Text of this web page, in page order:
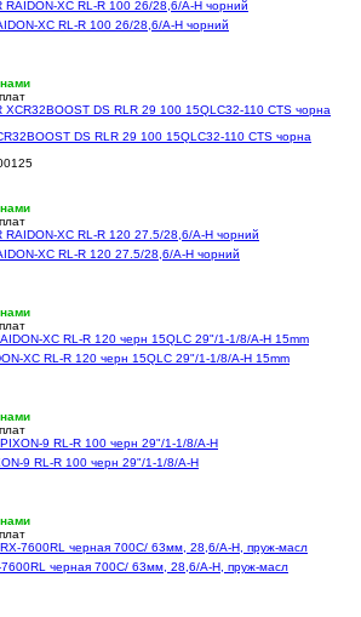
XC RL-R 100 26/28,6/A-H чорний
DS RLR 29 100 15QLC32-110 CTS чорна
XC RL-R 120 27.5/28,6/A-H чорний
XC RL-R 120 черн 15QLC 29"/1-1/8/A-H 15mm
9 RL-R 100 черн 29"/1-1/8/A-H
черная 700C/ 63мм, 28,6/A-H, пруж-масл